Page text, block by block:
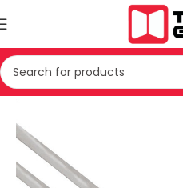
Kreu IT AKSESOR KABELL